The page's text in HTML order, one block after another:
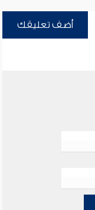
أضف تعليقك